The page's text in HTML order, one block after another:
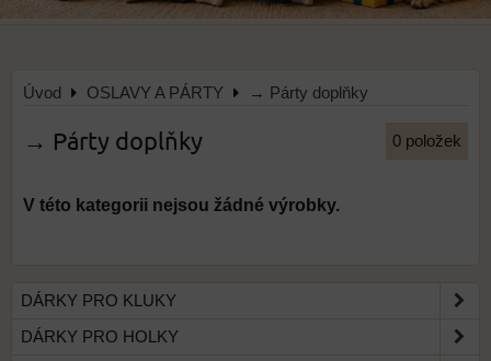
Úvod OSLAVY A PÁRTY → Párty doplňky
→ Párty doplňky 0 položek
DÁRKY PRO KLUKY
DÁRKY PRO HOLKY